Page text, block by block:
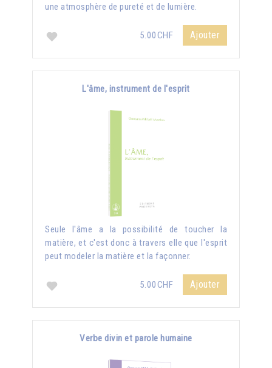
une atmosphère de pureté et de lumière.
5.00CHF Ajouter
L'âme, instrument de l'esprit
Seule l'âme a la possibilité de toucher la
matière, et c'est donc à travers elle que l'esprit
peut modeler la matière et la façonner.
5.00CHF Ajouter
Verbe divin et parole humaine